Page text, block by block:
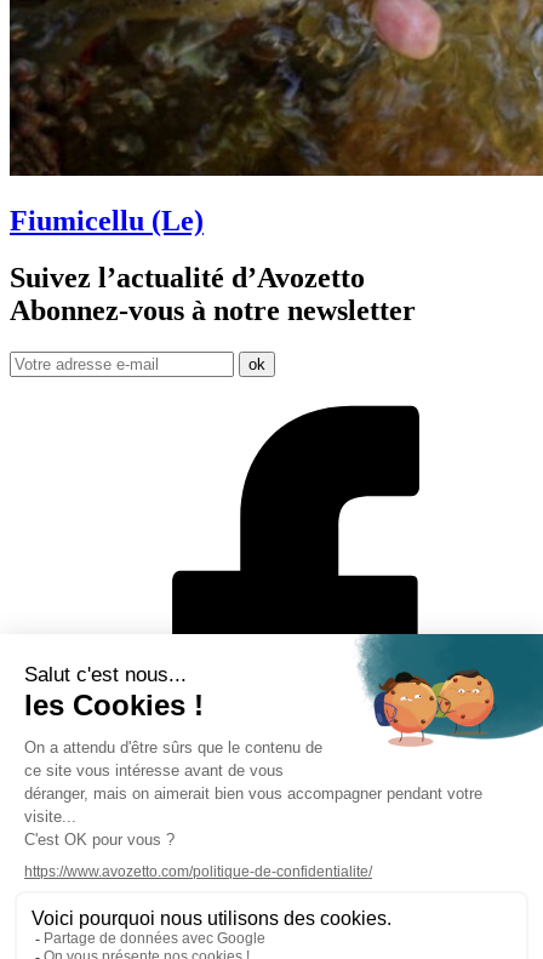
Fiumicellu (Le)
Suivez l’actualité d’Avozetto
Abonnez-vous à notre newsletter
Mentions légales
Politique de protection des données personnelles
CGV